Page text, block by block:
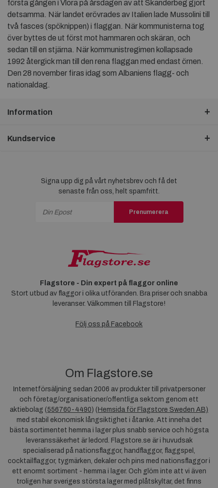
första gången i Vlora på årsdagen av att Skanderbeg gjort
detsamma. När landet erövrades av Italien lade Mussolini till
två fasces (spöknippen) i flaggan. När kommunisterna tog
över byttes de ut först mot hammaren och skäran, och
sedan till en stjärna. När kommunistregimen kollapsade
1992 återgick man till den rena flaggan med endast örnen.
Den 28 november firas idag som Albaniens flagg- och
nationaldag.
Information
Kundservice
Signa upp dig på vårt nyhetsbrev och få det
senaste från oss, helt spamfritt.
Prenumerera
Flagstore - Din expert på flaggor online
Stort utbud av flaggor i olika utföranden. Bra priser och snabba
leveranser. Välkommen till Flagstore!
Följ oss på Facebook
Om Flagstore.se
Internetförsäljning sedan 2006 av produkter till privatpersoner
och företag/organisationer/offentliga sektorn genom ett
aktiebolag (556760-4490) ( Hemsida för Flagstore Sweden AB)
med stabil ekonomisk långsiktighet i åtanke. Att inneha det
bästa sortimentet hemma i lager plus snabb service och högsta
leveranssäkerhet är ledord. Flagstore.se är i huvudsak
specialiserad på nationsflaggor, handflaggor, flaggspel,
cocktailflaggor, tygmärken, dekaler och pins med nationsflaggor i
ett enormt sortiment - hemma i lager. Och glöm inte att vi även
troligen har sveriges största lager med plåtskyltar, det finns